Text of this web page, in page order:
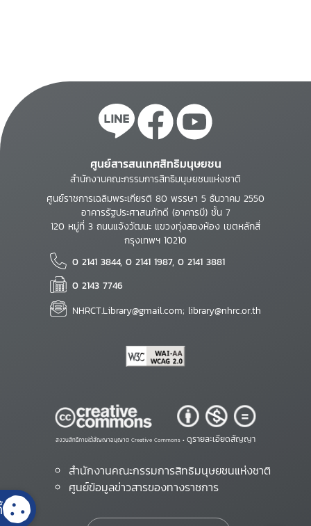
ศูนย์สารสนเทศสิทธิมนุษยชน
สำนักงานคณะกรรมการสิทธิมนุษยชนแห่งชาติ
ศูนย์ราชการเฉลิมพระเกียรติ 80 พรรษา 5 ธันวาคม 2550
อาคารรัฐประศาสนภักดี (อาคารบี) ชั้น 7
120 หมู่ที่ 3 ถนนแจ้งวัฒนะ แขวงทุ่งสองห้อง เขตหลักสี่
กรุงเทพฯ 10210
0 2141 3844, 0 2141 1987, 0 2141 3881
0 2143 7746
NHRCT.Library@gmail.com; library@nhrc.or.th
สงวนสิทธิ์ภายใต้สัญญาอนุญาต Creative Commons • ดูรายละเอียดสัญญา
สำนักงานคณะกรรมการสิทธิมนุษยชนแห่งชาติ
ศูนย์ข้อมูลข่าวสารของทางราชการ